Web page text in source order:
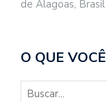
de Alagoas,
O QUE